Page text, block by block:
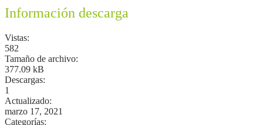
Información descarga
Vistas:
582
Tamaño de archivo:
377.09 kB
Descargas:
1
Actualizado:
marzo 17, 2021
Categorías: